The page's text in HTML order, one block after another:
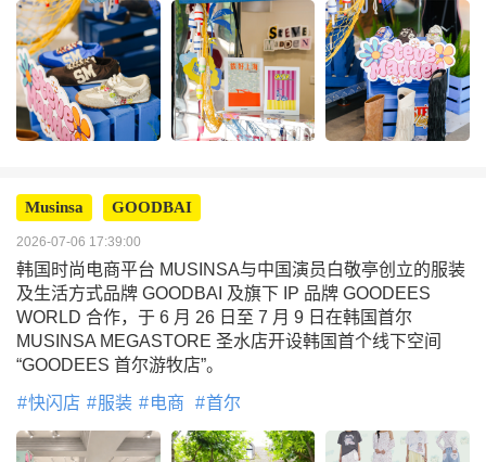
Musinsa GOODBAI
2026-07-06 17:39:00
韩国时尚电商平台‌ MUSINSA与中国演员白敬亭创立的服装
及生活方式品牌 GOODBAI 及旗下 IP 品牌 GOODEES
WORLD 合作，于 6 月 26 日至 7 月 9 日在韩国首尔
MUSINSA MEGASTORE 圣水店开设韩国首个线下空间
“GOODEES 首尔游牧店”。
快闪店 服装 电商 首尔